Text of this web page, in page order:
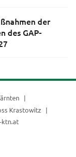
der
des GAP-
Krastowitz